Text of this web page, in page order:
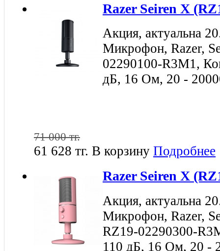
Razer Seiren X
Акция, актуальна
Микрофон, Razer,
02290100-R3M1,
дБ, 16 Ом, 20 -
71 000 тг.
61 628 тг. В корзину Подробнее
Razer Seiren X
Акция, актуальна
Микрофон, Razer,
RZ19-02290300-
110 дБ, 16 Ом, 20 -